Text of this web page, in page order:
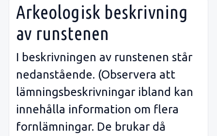
Arkeologisk beskrivning
av runstenen
I beskrivningen av runstenen står
nedanstående. (Observera att
lämningsbeskrivningar ibland kan
innehålla information om flera
fornlämningar. De brukar då